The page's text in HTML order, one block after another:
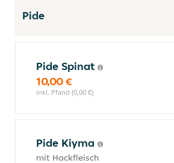
Pide
Pide Spinat
10,00 €
inkl. Pfand (0,00 €)
Pide Kiyma
mit Hackfleisch